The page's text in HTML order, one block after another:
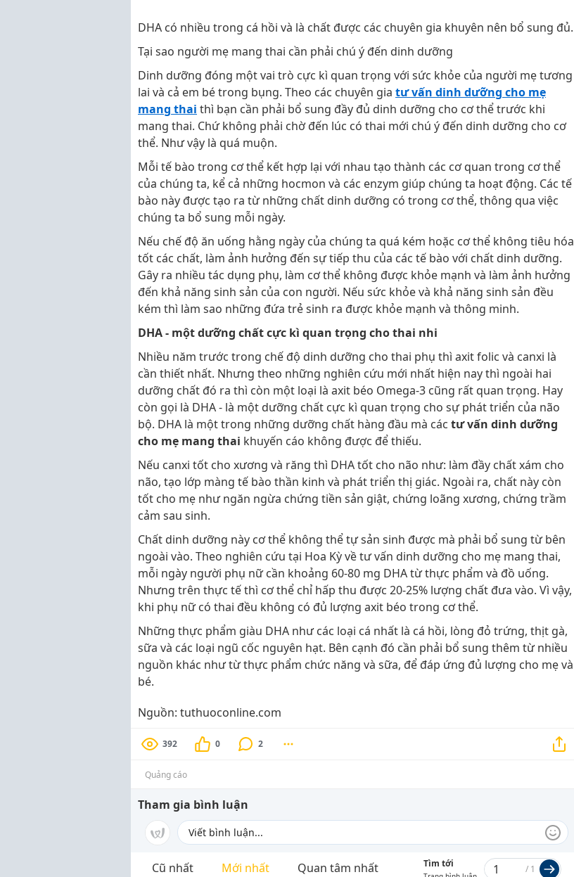
DHA có nhiều trong cá hồi và là chất được các chuyên gia khuyên nên bổ sung đủ.
Tại sao người mẹ mang thai cần phải chú ý đến dinh dưỡng
Dinh dưỡng đóng một vai trò cực kì quan trọng với sức khỏe của người mẹ tương
lai và cả em bé trong bụng. Theo các chuyên gia tư vấn dinh dưỡng cho mẹ
mang thai thì bạn cần phải bổ sung đầy đủ dinh dưỡng cho cơ thể trước khi
mang thai. Chứ không phải chờ đến lúc có thai mới chú ý đến dinh dưỡng cho cơ
thể. Như vậy là quá muộn.
Mỗi tế bào trong cơ thể kết hợp lại với nhau tạo thành các cơ quan trong cơ thể
của chúng ta, kể cả những hocmon và các enzym giúp chúng ta hoạt động. Các tế
bào này được tạo ra từ những chất dinh dưỡng có trong cơ thể, thông qua việc
chúng ta bổ sung mỗi ngày.
Nếu chế độ ăn uống hằng ngày của chúng ta quá kém hoặc cơ thể không tiêu hóa
tốt các chất, làm ảnh hưởng đến sự tiếp thu của các tế bào với chất dinh dưỡng.
Gây ra nhiều tác dụng phụ, làm cơ thể không được khỏe mạnh và làm ảnh hưởng
đến khả năng sinh sản của con người. Nếu sức khỏe và khả năng sinh sản đều
kém thì làm sao những đứa trẻ sinh ra được khỏe mạnh và thông minh.
DHA - một dưỡng chất cực kì quan trọng cho thai nhi
Nhiều năm trước trong chế độ dinh dưỡng cho thai phụ thì axit folic và canxi là
cần thiết nhất. Nhưng theo những nghiên cứu mới nhất hiện nay thì ngoài hai
dưỡng chất đó ra thì còn một loại là axit béo Omega-3 cũng rất quan trọng. Hay
còn gọi là DHA - là một dưỡng chất cực kì quan trọng cho sự phát triển của não
bộ. DHA là một trong những dưỡng chất hàng đầu mà các tư vấn dinh dưỡng
cho mẹ mang thai khuyến cáo không được để thiếu.
Nếu canxi tốt cho xương và răng thì DHA tốt cho não như: làm đầy chất xám cho
não, tạo lớp màng tế bào thần kinh và phát triển thị giác. Ngoài ra, chất này còn
tốt cho mẹ như ngăn ngừa chứng tiền sản giật, chứng loãng xương, chứng trầm
cảm sau sinh.
Chất dinh dưỡng này cơ thể không thể tự sản sinh được mà phải bổ sung từ bên
ngoài vào. Theo nghiên cứu tại Hoa Kỳ về tư vấn dinh dưỡng cho mẹ mang thai,
mỗi ngày người phụ nữ cần khoảng 60-80 mg DHA từ thực phẩm và đồ uống.
Nhưng trên thực tế thì cơ thể chỉ hấp thu được 20-25% lượng chất đưa vào. Vì vậy,
khi phụ nữ có thai đều không có đủ lượng axit béo trong cơ thể.
Những thực phẩm giàu DHA như các loại cá nhất là cá hồi, lòng đỏ trứng, thịt gà,
sữa và các loại ngũ cốc nguyên hạt. Bên cạnh đó cần phải bổ sung thêm từ nhiều
nguồn khác như từ thực phẩm chức năng và sữa, để đáp ứng đủ lượng cho mẹ và
bé.
Nguồn: tuthuoconline.com
392 0 2
Quảng cáo
Tham gia bình luận
Cũ nhất Mới nhất Quan tâm nhất Tìm tới / 1